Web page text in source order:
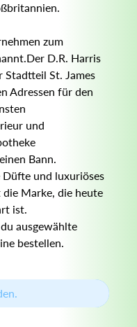
zum
D.R. Harris
Stadtteil St. James
Adressen für den
und
Bann.
und luxuriöses
Marke, die heute
ist.
ausgewählte
bestellen.